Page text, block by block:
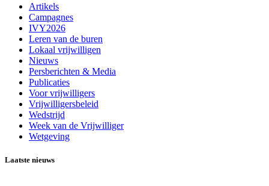
Artikels
Campagnes
IVY2026
Leren van de buren
Lokaal vrijwilligen
Nieuws
Persberichten & Media
Publicaties
Voor vrijwilligers
Vrijwilligersbeleid
Wedstrijd
Week van de Vrijwilliger
Wetgeving
Laatste nieuws